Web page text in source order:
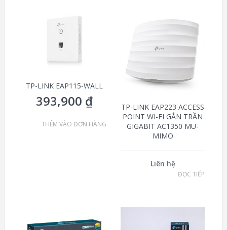
TP-LINK EAP115-WALL
393,900 ₫
THÊM VÀO ĐƠN HÀNG
TP-LINK EAP223 ACCESS
POINT WI-FI GẮN TRẦN
GIGABIT AC1350 MU-
MIMO
Liên hệ
ĐỌC TIẾP